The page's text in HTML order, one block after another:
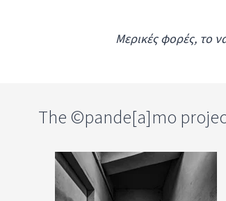
Μερικές φορές, το
The ©pande[a]mo